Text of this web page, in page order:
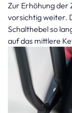
Zur Erhöhung der
vorsichtig weiter.
Schalthebel so
auf das mittlere